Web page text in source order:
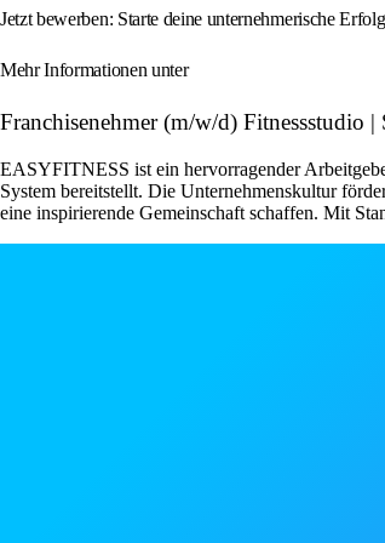
Jetzt bewerben: Starte deine unternehmerische
Mehr Informationen unter
Franchisenehmer (m/w/d) Fitnessstudio
EASYFITNESS ist ein hervorragender
System bereitstellt. Die Unternehmenskultur
eine inspirierende Gemeinschaft schaffen. Mit